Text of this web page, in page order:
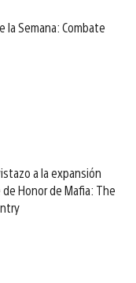
la Semana: Combate
a la expansión
de Honor de Mafia: The